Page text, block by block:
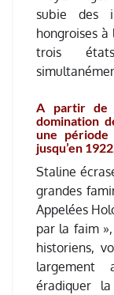
subie des
hongroises à
trois
A partir de
domination
une période
jusqu’en
Staline
grandes
Appelées
par la faim
historiens,
largement
éradiquer